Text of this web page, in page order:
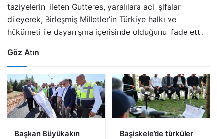
taziyelerini ileten Gutteres, yaralılara acil şifalar
dileyerek, Birleşmiş Milletler’in Türkiye halkı ve
hükümeti ile dayanışma içerisinde olduğunu ifade etti.
Göz Atın
Başkan Büyükakın
Başiskele’de türküler